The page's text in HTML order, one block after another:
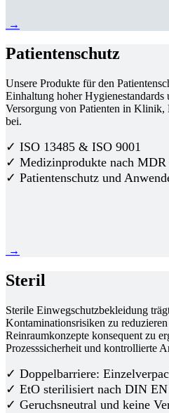
→
Patientenschutz
Unsere Produkte für den
Einhaltung hoher Hygienestandards
Versorgung von Patienten in Klinik,
bei.
✓ ISO 13485 & ISO 9001
✓ Medizinprodukte nach MDR
✓ Patientenschutz und
→
Steril
Sterile Einwegschutzbekleidung
Kontaminationsrisiken zu
Reinraumkonzepte konsequent zu
Prozesssicherheit und kontrollierte
✓ Doppelbarriere:
✓ EtO sterilisiert nach DIN EN
✓ Geruchsneutral und keine